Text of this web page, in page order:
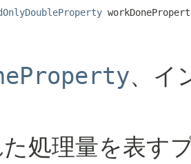
、イ
処理量を表す